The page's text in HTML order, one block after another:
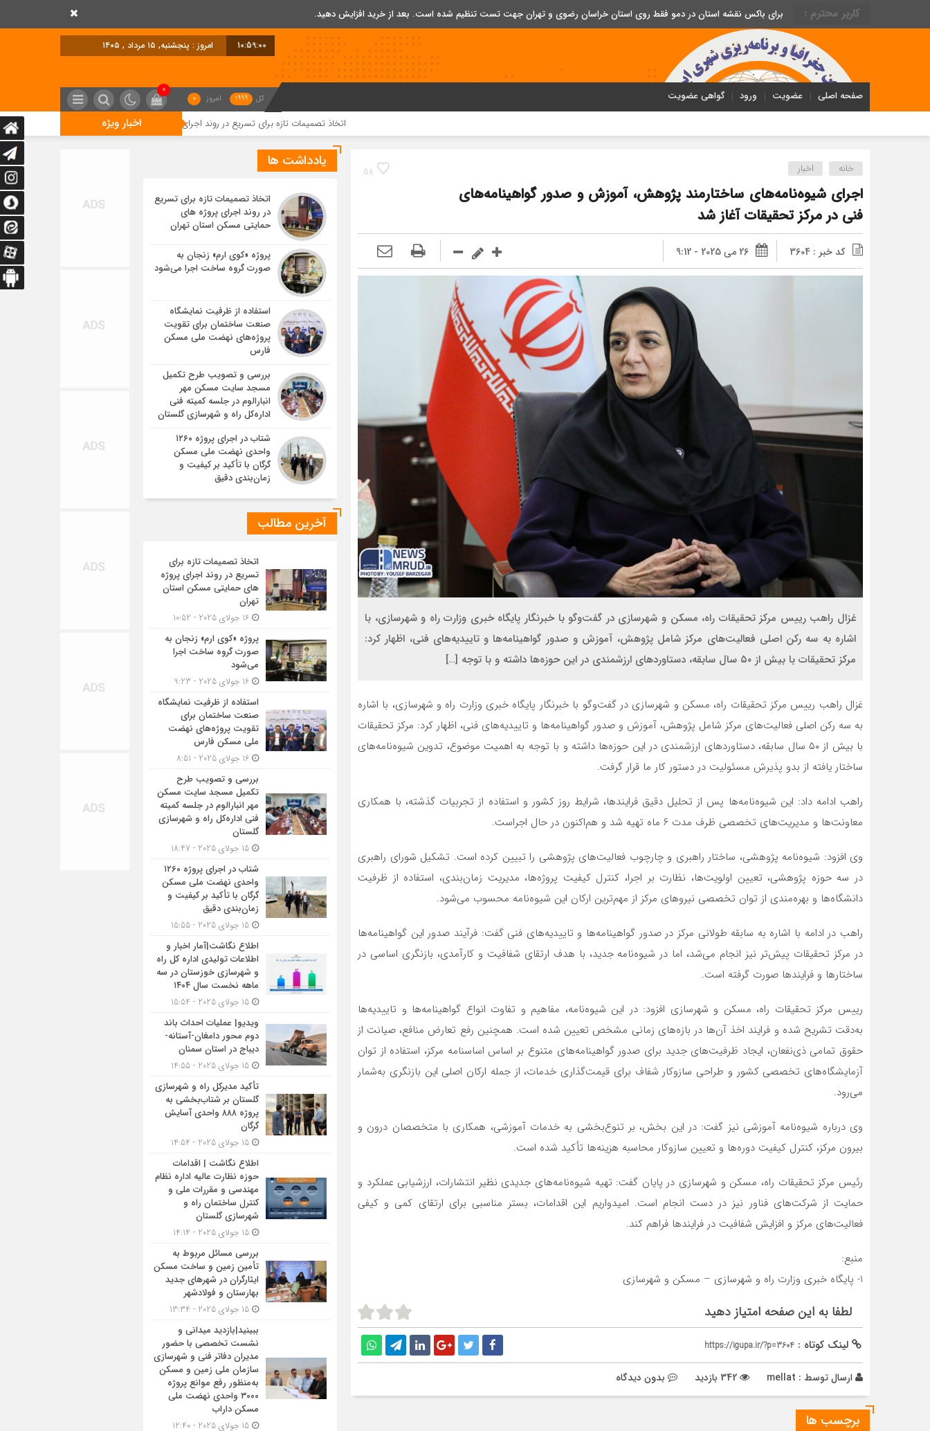
کاربر محترم : برای باکس نقشه استان در دمو فقط روی استان خراسان رضوی و تهران جهت تست تنظیم شده است. بعد از خرید افزایش دهید.
10:59:01 امروز : پنجشنبه, ۱۵ مرداد , ۱۴۰۵
صفحه اصلی عضویت ورود گواهی عضویت کل 1999 امروز 0
0
اخبار ویژه
اتخاذ تصمیمات تازه برای تسریع در روند اجرای پروژه های حمایتی مسکن استان تهران پروژه «کوی
58 خانه اخبار
اجرای شیوه‌نامه‌های ساختارمند پژوهش، آموزش و صدور گواهینامه‌های
فنی در مرکز تحقیقات آغاز شد
کد خبر : 3604 26 می 2025 - 9:12
غزال راهب رییس مرکز تحقیقات راه، مسکن و شهرسازی در گفت‌وگو با خبرنگار پایگاه خبری وزارت راه و شهرسازی، با
اشاره به سه رکن اصلی فعالیت‌های مرکز شامل پژوهش، آموزش و صدور گواهینامه‌ها و تاییدیه‌های فنی، اظهار کرد:
مرکز تحقیقات با بیش از ۵۰ سال سابقه، دستاوردهای ارزشمندی در این حوزه‌ها داشته و با توجه […]
غزال راهب رییس مرکز تحقیقات راه، مسکن و شهرسازی در گفت‌وگو با خبرنگار پایگاه خبری وزارت راه و شهرسازی، با اشاره
به سه رکن اصلی فعالیت‌های مرکز شامل پژوهش، آموزش و صدور گواهینامه‌ها و تاییدیه‌های فنی، اظهار کرد: مرکز تحقیقات
با بیش از ۵۰ سال سابقه، دستاوردهای ارزشمندی در این حوزه‌ها داشته و با توجه به اهمیت موضوع، تدوین شیوه‌نامه‌های
ساختار یافته از بدو پذیرش مسئولیت در دستور کار ما قرار گرفت.
راهب ادامه داد: این شیوه‌نامه‌ها پس از تحلیل دقیق فرایندها، شرایط روز کشور و استفاده از تجربیات گذشته، با همکاری
معاونت‌ها و مدیریت‌های تخصصی ظرف مدت ۶ ماه تهیه شد و هم‌اکنون در حال اجراست.
وی افزود: شیوه‌نامه پژوهشی، ساختار راهبری و چارچوب فعالیت‌های پژوهشی را تبیین کرده است. تشکیل شورای راهبری
در سه حوزه پژوهشی، تعیین اولویت‌ها، نظارت بر اجرا، کنترل کیفیت پروژه‌ها، مدیریت زمان‌بندی، استفاده از ظرفیت
دانشگاه‌ها و بهره‌مندی از توان تخصصی نیروهای مرکز از مهم‌ترین ارکان این شیوه‌نامه محسوب می‌شود.
راهب در ادامه با اشاره به سابقه طولانی مرکز در صدور گواهینامه‌ها و تاییدیه‌های فنی گفت: فرآیند صدور این گواهینامه‌ها
در مرکز تحقیقات پیش‌تر نیز انجام می‌شد، اما در شیوه‌نامه جدید، با هدف ارتقای شفافیت و کارآمدی، بازنگری اساسی در
ساختارها و فرایندها صورت گرفته است.
رییس مرکز تحقیقات راه، مسکن و شهرسازی افزود: در این شیوه‌نامه، مفاهیم و تفاوت انواع گواهینامه‌ها و تاییدیه‌ها
به‌دقت تشریح شده و فرایند اخذ آن‌ها در بازه‌های زمانی مشخص تعیین شده است. همچنین رفع تعارض منافع، صیانت از
حقوق تمامی ذی‌نفعان، ایجاد ظرفیت‌های جدید برای صدور گواهینامه‌های متنوع بر اساس اساسنامه مرکز، استفاده از توان
آزمایشگاه‌های تخصصی کشور و طراحی سازوکار شفاف برای قیمت‌گذاری خدمات، از جمله ارکان اصلی این بازنگری به‌شمار
می‌رود.
وی درباره شیوه‌نامه آموزشی نیز گفت: در این بخش، بر تنوع‌بخشی به خدمات آموزشی، همکاری با متخصصان درون و
بیرون مرکز، کنترل کیفیت دوره‌ها و تعیین سازوکار محاسبه هزینه‌ها تأکید شده است.
رئیس مرکز تحقیقات راه، مسکن و شهرسازی در پایان گفت: تهیه شیوه‌نامه‌های جدیدی نظیر انتشارات، ارزشیابی عملکرد و
حمایت از شرکت‌های فناور نیز در دست انجام است. امیدواریم این اقدامات، بستر مناسبی برای ارتقای کمی و کیفی
فعالیت‌های مرکز و افزایش شفافیت در فرایندها فراهم کند.
منبع:
1- پایگاه خبری وزارت راه و شهرسازی – مسکن و شهرسازی
لطفا به این صفحه امتیاز دهید
لینک کوتاه : https://igupa.ir/?p=3604
ارسال توسط : mellat بدون دیدگاه
برچسب ها
یادداشت ها
اتخاذ تصمیمات تازه برای تسریع
در روند اجرای پروژه های
حمایتی مسکن استان تهران
پروژه «کوی ارم» زنجان به
صورت گروه ساخت اجرا می‌شود
استفاده از ظرفیت نمایشگاه
صنعت ساختمان برای تقویت
پروژه‌های نهضت ملی مسکن
فارس
بررسی و تصویب طرح تکمیل
مسجد سایت مسکن مهر
انبارالوم در جلسه کمیته فنی
اداره‌کل راه و شهرسازی گلستان
شتاب در اجرای پروژه ۱۲۶۰
واحدی نهضت ملی مسکن
گرگان با تأکید بر کیفیت و
زمان‌بندی دقیق
آخرین مطالب
اتخاذ تصمیمات تازه برای
تسریع در روند اجرای پروژه
های حمایتی مسکن استان
تهران
پروژه «کوی ارم» زنجان به
صورت گروه ساخت اجرا
می‌شود
استفاده از ظرفیت نمایشگاه
صنعت ساختمان برای
تقویت پروژه‌های نهضت
ملی مسکن فارس
بررسی و تصویب طرح
تکمیل مسجد سایت مسکن
مهر انبارالوم در جلسه کمیته
فنی اداره‌کل راه و شهرسازی
گلستان
شتاب در اجرای پروژه ۱۲۶۰
واحدی نهضت ملی مسکن
گرگان با تأکید بر کیفیت و
زمان‌بندی دقیق
اطلاع نگاشت|آمار اخبار و
اطلاعات تولیدی اداره کل راه
و شهرسازی خوزستان در سه
ماهه نخست سال ۱۴۰۴
ویدیو| عملیات احداث باند
دوم محور دامغان-آستانه-
دیباج در استان سمنان
تأکید مدیرکل راه و شهرسازی
گلستان بر شتاب‌بخشی به
پروژه ۸۸۸ واحدی آسایش
گرگان
اطلاع نگاشت | اقدامات
حوزه نظارت عالیه اداره نظام
مهندسی و مقررات ملی و
کنترل ساختمان راه و
شهرسازی گلستان
بررسی مسائل مربوط به
تأمین زمین و ساخت مسکن
ایثارگران در شهرهای جدید
بهارستان و فولادشهر
ببینید|بازدید میدانی و
نشست تخصصی با حضور
مدیران دفاتر فنی و شهرسازی
سازمان ملی زمین و مسکن
به‌منظور رفع موانع پروژه
۳۰۰۰ واحدی نهضت ملی
مسکن داراب